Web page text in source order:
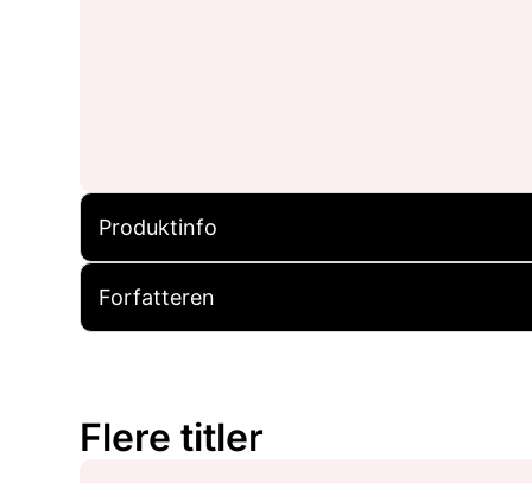
Produktinfo
Forfatteren
Flere titler